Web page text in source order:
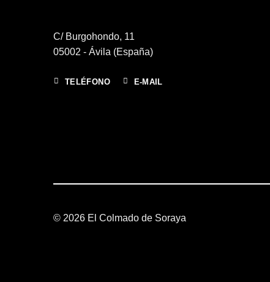
C/ Burgohondo, 11
05002 - Ávila (España)
TELÉFONO E-MAIL
© 2026 El Colmado de Soraya